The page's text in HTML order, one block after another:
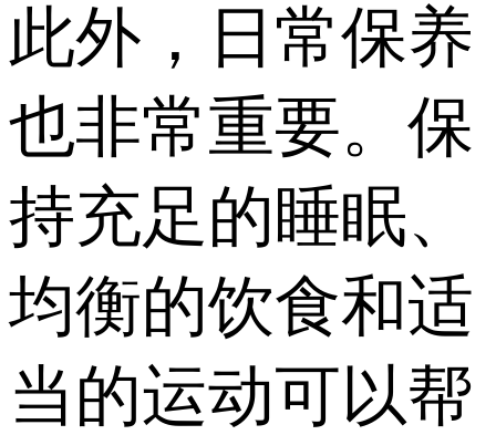
此外，日常保养
也非常重要。保
持充足的睡眠、
均衡的饮食和适
当的运动可以帮